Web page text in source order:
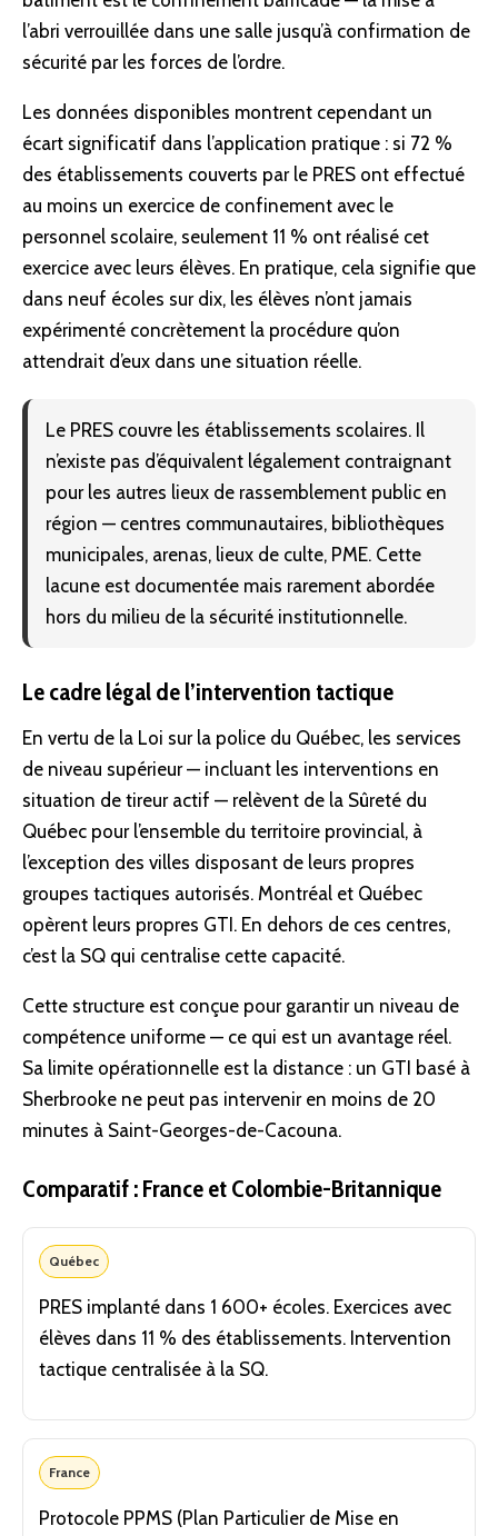
l’abri verrouillée dans une salle jusqu’à confirmation de
sécurité par les forces de l’ordre.
Les données disponibles montrent cependant un
écart significatif dans l’application pratique : si 72 %
des établissements couverts par le PRES ont effectué
au moins un exercice de confinement avec le
personnel scolaire, seulement 11 % ont réalisé cet
exercice avec leurs élèves. En pratique, cela signifie que
dans neuf écoles sur dix, les élèves n’ont jamais
expérimenté concrètement la procédure qu’on
attendrait d’eux dans une situation réelle.
Le PRES couvre les établissements scolaires. Il
n’existe pas d’équivalent légalement contraignant
pour les autres lieux de rassemblement public en
région — centres communautaires, bibliothèques
municipales, arenas, lieux de culte, PME. Cette
lacune est documentée mais rarement abordée
hors du milieu de la sécurité institutionnelle.
Le cadre légal de l’intervention tactique
En vertu de la Loi sur la police du Québec, les services
de niveau supérieur — incluant les interventions en
situation de tireur actif — relèvent de la Sûreté du
Québec pour l’ensemble du territoire provincial, à
l’exception des villes disposant de leurs propres
groupes tactiques autorisés. Montréal et Québec
opèrent leurs propres GTI. En dehors de ces centres,
c’est la SQ qui centralise cette capacité.
Cette structure est conçue pour garantir un niveau de
compétence uniforme — ce qui est un avantage réel.
Sa limite opérationnelle est la distance : un GTI basé à
Sherbrooke ne peut pas intervenir en moins de 20
minutes à Saint-Georges-de-Cacouna.
Comparatif : France et Colombie-Britannique
Québec
PRES implanté dans 1 600+ écoles. Exercices avec
élèves dans 11 % des établissements. Intervention
tactique centralisée à la SQ.
France
Protocole PPMS (Plan Particulier de Mise en